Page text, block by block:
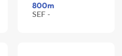
800m
SEF -